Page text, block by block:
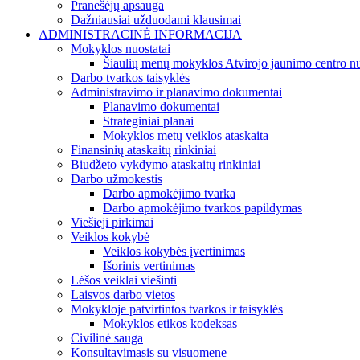
Pranešėjų apsauga
Dažniausiai užduodami klausimai
ADMINISTRACINĖ INFORMACIJA
Mokyklos nuostatai
Šiaulių menų mokyklos Atvirojo jaunimo centro
Darbo tvarkos taisyklės
Administravimo ir planavimo dokumentai
Planavimo dokumentai
Strateginiai planai
Mokyklos metų veiklos ataskaita
Finansinių ataskaitų rinkiniai
Biudžeto vykdymo ataskaitų rinkiniai
Darbo užmokestis
Darbo apmokėjimo tvarka
Darbo apmokėjimo tvarkos papildymas
Viešieji pirkimai
Veiklos kokybė
Veiklos kokybės įvertinimas
Išorinis vertinimas
Lėšos veiklai viešinti
Laisvos darbo vietos
Mokykloje patvirtintos tvarkos ir taisyklės
Mokyklos etikos kodeksas
Civilinė sauga
Konsultavimasis su visuomene